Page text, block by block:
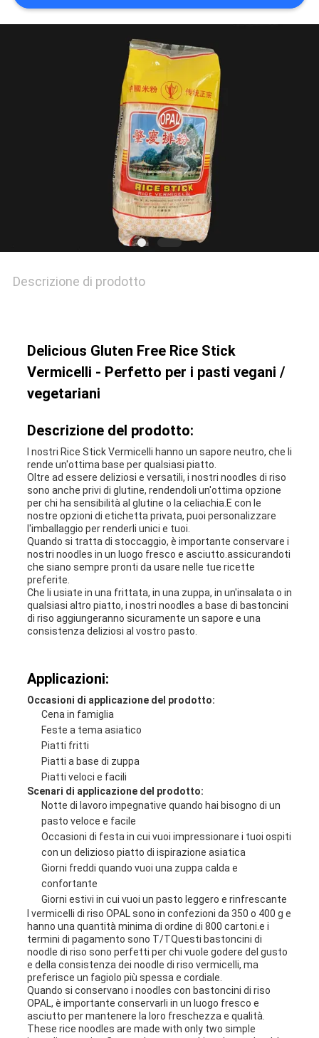
UNA
Descrizione di prodotto
Delicious Gluten Free Rice Stick
Vermicelli - Perfetto per i pasti vegani /
vegetariani
Descrizione del prodotto:
I nostri Rice Stick Vermicelli hanno un sapore neutro, che li
rende un'ottima base per qualsiasi piatto.
Oltre ad essere deliziosi e versatili, i nostri noodles di riso
sono anche privi di glutine, rendendoli un'ottima opzione
per chi ha sensibilità al glutine o la celiachia.E con le
nostre opzioni di etichetta privata, puoi personalizzare
l'imballaggio per renderli unici e tuoi.
Quando si tratta di stoccaggio, è importante conservare i
nostri noodles in un luogo fresco e asciutto.assicurandoti
che siano sempre pronti da usare nelle tue ricette
preferite.
Che li usiate in una frittata, in una zuppa, in un'insalata o in
qualsiasi altro piatto, i nostri noodles a base di bastoncini
di riso aggiungeranno sicuramente un sapore e una
consistenza deliziosi al vostro pasto.
Applicazioni:
Occasioni di applicazione del prodotto:
Cena in famiglia
Feste a tema asiatico
Piatti fritti
Piatti a base di zuppa
Piatti veloci e facili
Scenari di applicazione del prodotto:
Notte di lavoro impegnative quando hai bisogno di un
pasto veloce e facile
Occasioni di festa in cui vuoi impressionare i tuoi ospiti
con un delizioso piatto di ispirazione asiatica
Giorni freddi quando vuoi una zuppa calda e
confortante
Giorni estivi in cui vuoi un pasto leggero e rinfrescante
I vermicelli di riso OPAL sono in confezioni da 350 o 400 g e
hanno una quantità minima di ordine di 800 cartoni.e i
termini di pagamento sono T/TQuesti bastoncini di
noodle di riso sono perfetti per chi vuole godere del gusto
e della consistenza dei noodle di riso vermicelli, ma
preferisce un fagiolo più spessa e cordiale.
Quando si conservano i noodles con bastoncini di riso
OPAL, è importante conservarli in un luogo fresco e
asciutto per mantenere la loro freschezza e qualità.
These rice noodles are made with only two simple